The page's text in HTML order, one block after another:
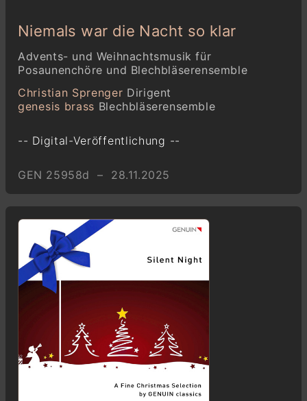
Niemals war die Nacht so klar
Advents- und Weihnachtsmusik für
Posaunenchöre und Blechbläserensemble
Christian Sprenger Dirigent
genesis brass Blechbläserensemble
-- Digital-Veröffentlichung --
GEN 25958d – 28.11.2025